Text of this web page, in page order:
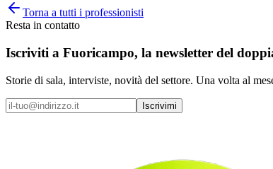
Torna a tutti i professionisti
Resta in contatto
Iscriviti a Fuoricampo, la newsletter del
Storie di sala, interviste, novità del settore. Una volta al
Iscrivimi